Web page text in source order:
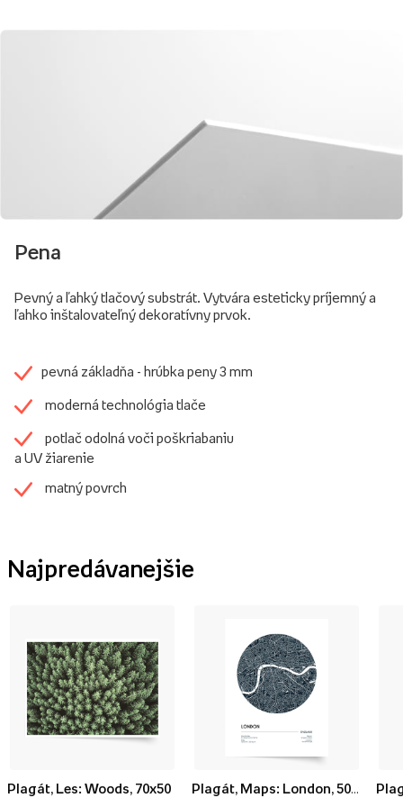
Pena
Pevný a ľahký tlačový substrát. Vytvára esteticky príjemný a
ľahko inštalovateľný dekoratívny prvok.
pevná základňa - hrúbka peny 3 mm
moderná technológia tlače
potlač odolná voči poškriabaniu
a UV žiarenie
matný povrch
Najpredávanejšie
Plagát, Les: Woods, 70x50